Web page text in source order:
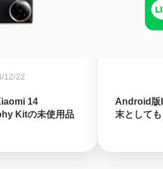
12/22
14
Kitの未使用品
Android版
末として